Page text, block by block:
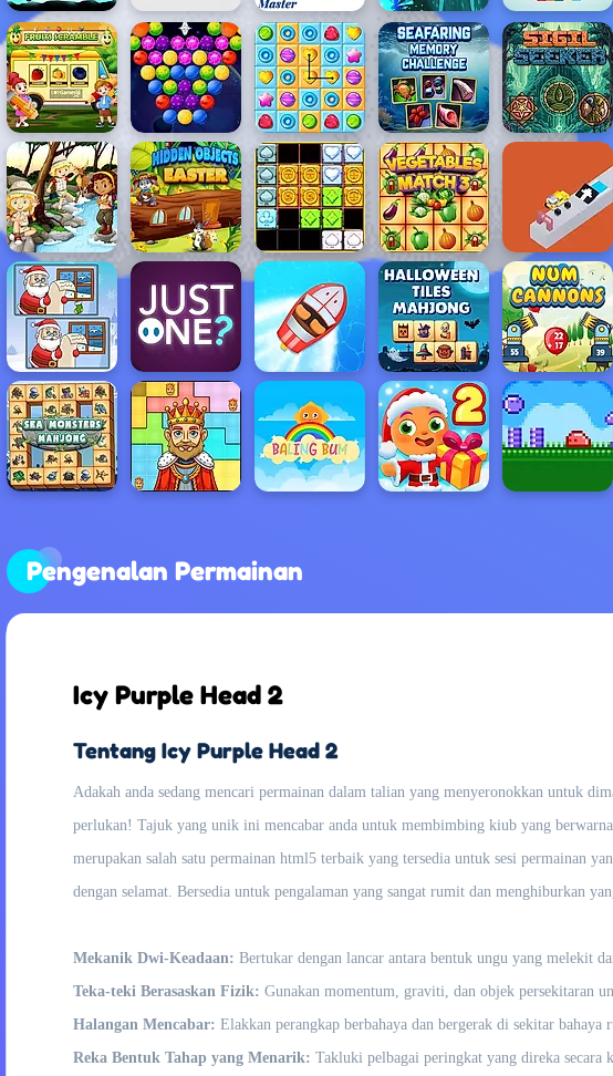
Pengenalan Permainan
Icy Purple Head 2
Tentang Icy Purple Head 2
Adakah anda sedang mencari permainan dalam talian yang menyeronokkan untuk
perlukan! Tajuk yang unik ini mencabar anda untuk membimbing kiub yang
merupakan salah satu permainan html5 terbaik yang tersedia untuk sesi permainan
dengan selamat. Bersedia untuk pengalaman yang sangat rumit dan menghiburkan
Mekanik Dwi-Keadaan: Bertukar dengan lancar antara bentuk ungu yang melekit
Teka-teki Berasaskan Fizik: Gunakan momentum, graviti, dan objek persekitaran
Halangan Mencabar: Elakkan perangkap berbahaya dan bergerak di sekitar bahaya
Reka Bentuk Tahap yang Menarik: Takluki pelbagai peringkat yang direka